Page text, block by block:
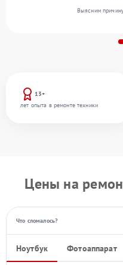
13+
лет опыта в ремонте техники
Выясним
Цены на
Что сломалось?
Ноутбук Фотоаппарат